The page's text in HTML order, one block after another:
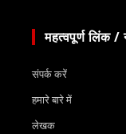
महत्वपूर्ण लिंक /
संपर्क करें
हमारे बारे में
लेखक